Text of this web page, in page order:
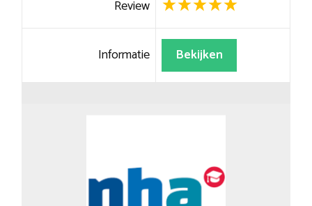
Review
Informatie Bekijken